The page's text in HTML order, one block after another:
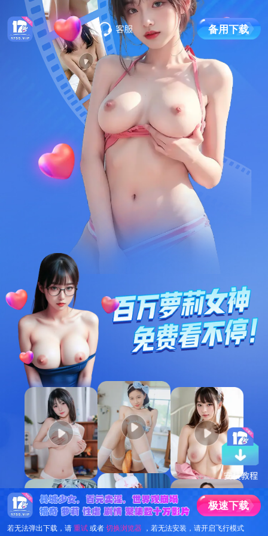
备用下载
极速下载
若无法弹出下载，请重试或者切换浏览器，若无法安装，请开启飞行模式